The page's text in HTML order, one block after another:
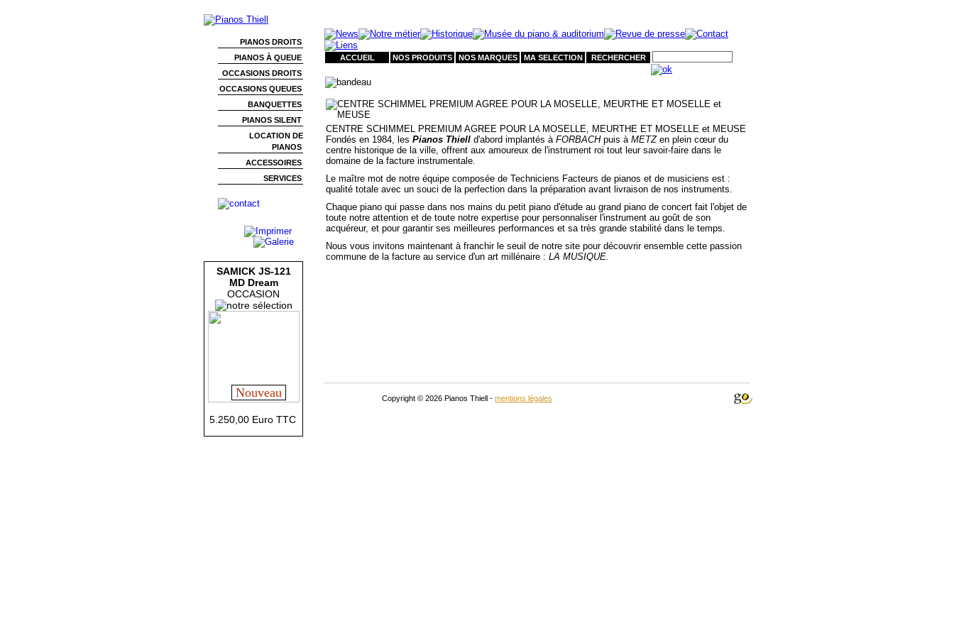
PIANOS DROITS
PIANOS À QUEUE
OCCASIONS DROITS
OCCASIONS QUEUES
BANQUETTES
PIANOS SILENT
LOCATION DE
PIANOS
ACCESSOIRES
SERVICES
SAMICK JS-121
MD Dream
OCCASION
Nouveau
5.250,00 Euro TTC
ACCUEIL NOS PRODUITS NOS MARQUES MA SELECTION RECHERCHER
CENTRE SCHIMMEL PREMIUM AGREE POUR LA MOSELLE, MEURTHE ET MOSELLE et MEUSE
Fondés en 1984, les Pianos Thiell d'abord implantés à FORBACHpuis à METZen plein cœur du
centre historique de la ville, offrent aux amoureux de l'instrument roi tout leur savoir-faire dans le
domaine de la facture instrumentale.
Le maître mot de notre équipe composée de Techniciens Facteurs de pianos et de musiciens est :
qualité totale avec un souci de la perfection dans la préparation avant livraison de nos instruments.
Chaque piano qui passe dans nos mains du petit piano d'étude au grand piano de concert fait l'objet de
toute notre attention et de toute notre expertise pour personnaliser l'instrument au goût de son
acquéreur, et pour garantir ses meilleures performances et sa très grande stabilité dans le temps.
Nous vous invitons maintenant à franchir le seuil de notre site pour découvrir ensemble cette passion
commune de la facture au service d'un art millénaire : LA MUSIQUE.
Copyright © 2026 Pianos Thiell - mentions légales